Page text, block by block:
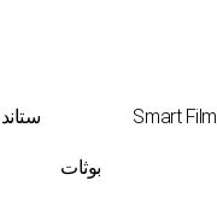
Smart Film
بوثات